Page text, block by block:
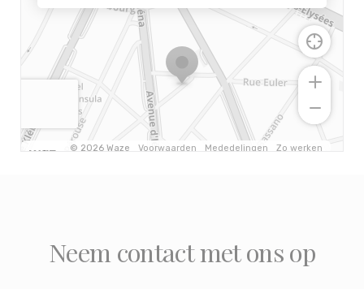
Neem contact met ons op